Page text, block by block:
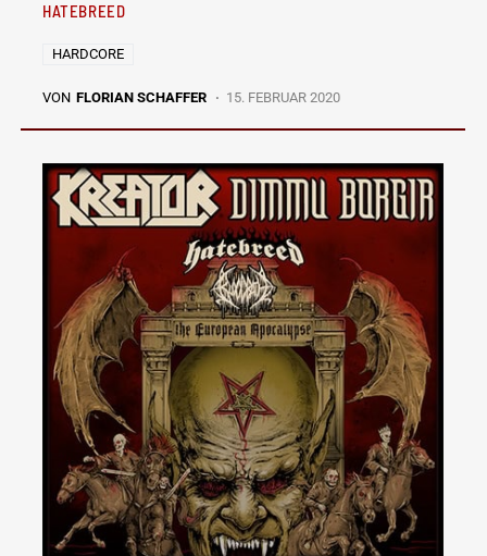
HATEBREED
HARDCORE
VON FLORIAN SCHAFFER 15. FEBRUAR 2020